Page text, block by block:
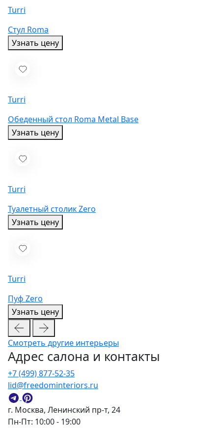
Turri
Стул Roma
Узнать цену
Turri
Обеденный стол Roma Metal Base
Узнать цену
Turri
Туалетный столик Zero
Узнать цену
Turri
Пуф Zero
Узнать цену
Смотреть другие интерьеры
Адрес салона и контакты
г. Москва, Ленинский пр-т, 24
Пн-Пт: 10:00 - 19:00
+7 (499) 877-52-35
lid@freedominteriors.ru